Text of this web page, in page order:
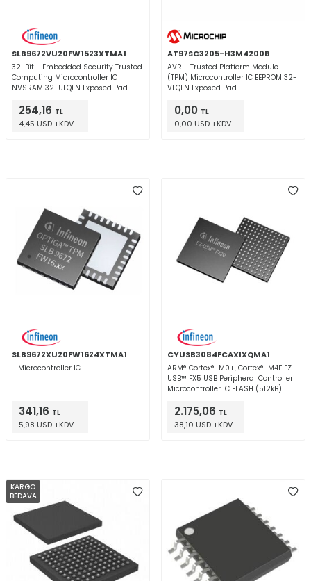
SLB9672VU20FW1523XTMA1
32-Bit - Embedded Security Trusted
Computing Microcontroller IC
NVSRAM 32-UFQFN Exposed Pad
254,16 TL
4,45 USD +KDV
AT97SC3205-H3M4200B
AVR - Trusted Platform Module
(TPM) Microcontroller IC EEPROM 32-
VFQFN Exposed Pad
0,00 TL
0,00 USD +KDV
SLB9672XU20FW1624XTMA1
- Microcontroller IC
341,16 TL
5,98 USD +KDV
CYUSB3084FCAXIXQMA1
ARM® Cortex®-M0+, Cortex®-M4F EZ-
USB™ FX5 USB Peripheral Controller
Microcontroller IC FLASH (512kB)
2.175,06 TL
38,10 USD +KDV
KARGO
BEDAVA